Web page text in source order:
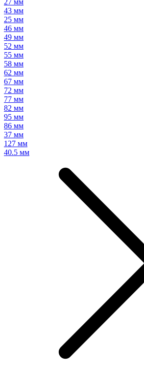
27 мм
43 мм
25 мм
46 мм
49 мм
52 мм
55 мм
58 мм
62 мм
67 мм
72 мм
77 мм
82 мм
95 мм
86 мм
37 мм
127 мм
40.5 мм